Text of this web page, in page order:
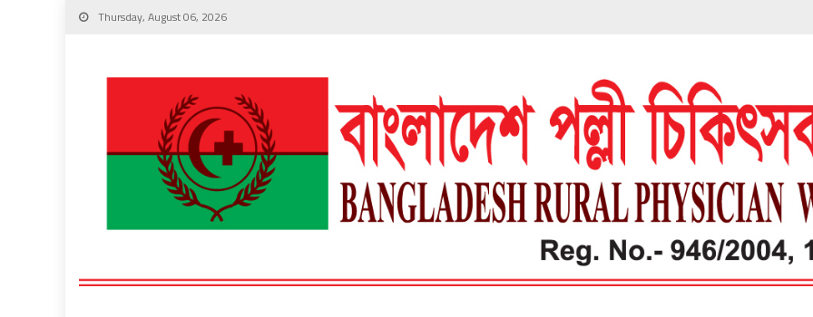
Thursday, August 06, 2026